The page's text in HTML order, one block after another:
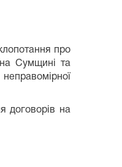
про
Сумщині та
договорів на